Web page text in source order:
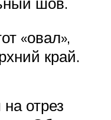
«овал»,
край.
отрез